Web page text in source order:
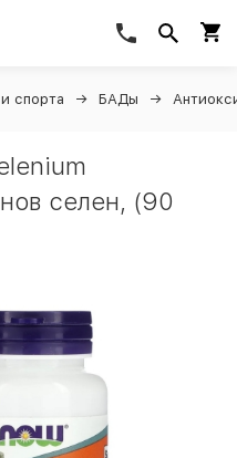
спорта БАДы
селен, (90